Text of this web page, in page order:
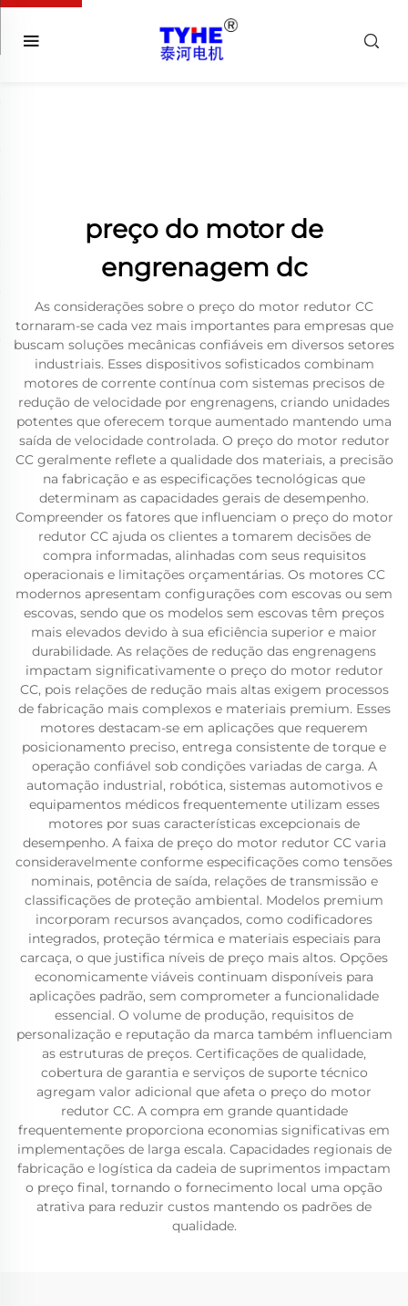
preço do motor de
engrenagem dc
As considerações sobre o preço do motor redutor CC
tornaram-se cada vez mais importantes para empresas que
buscam soluções mecânicas confiáveis em diversos setores
industriais. Esses dispositivos sofisticados combinam
motores de corrente contínua com sistemas precisos de
redução de velocidade por engrenagens, criando unidades
potentes que oferecem torque aumentado mantendo uma
saída de velocidade controlada. O preço do motor redutor
CC geralmente reflete a qualidade dos materiais, a precisão
na fabricação e as especificações tecnológicas que
determinam as capacidades gerais de desempenho.
Compreender os fatores que influenciam o preço do motor
redutor CC ajuda os clientes a tomarem decisões de
compra informadas, alinhadas com seus requisitos
operacionais e limitações orçamentárias. Os motores CC
modernos apresentam configurações com escovas ou sem
escovas, sendo que os modelos sem escovas têm preços
mais elevados devido à sua eficiência superior e maior
durabilidade. As relações de redução das engrenagens
impactam significativamente o preço do motor redutor
CC, pois relações de redução mais altas exigem processos
de fabricação mais complexos e materiais premium. Esses
motores destacam-se em aplicações que requerem
posicionamento preciso, entrega consistente de torque e
operação confiável sob condições variadas de carga. A
automação industrial, robótica, sistemas automotivos e
equipamentos médicos frequentemente utilizam esses
motores por suas características excepcionais de
desempenho. A faixa de preço do motor redutor CC varia
consideravelmente conforme especificações como tensões
nominais, potência de saída, relações de transmissão e
classificações de proteção ambiental. Modelos premium
incorporam recursos avançados, como codificadores
integrados, proteção térmica e materiais especiais para
carcaça, o que justifica níveis de preço mais altos. Opções
economicamente viáveis continuam disponíveis para
aplicações padrão, sem comprometer a funcionalidade
essencial. O volume de produção, requisitos de
personalização e reputação da marca também influenciam
as estruturas de preços. Certificações de qualidade,
cobertura de garantia e serviços de suporte técnico
agregam valor adicional que afeta o preço do motor
redutor CC. A compra em grande quantidade
frequentemente proporciona economias significativas em
implementações de larga escala. Capacidades regionais de
fabricação e logística da cadeia de suprimentos impactam
o preço final, tornando o fornecimento local uma opção
atrativa para reduzir custos mantendo os padrões de
qualidade.